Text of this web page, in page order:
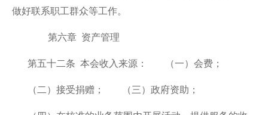
做好联系职工群众等工作。
第六章 资产管理
第五十二条 本会收入来源： （一）会费；
（二）接受捐赠； （三）政府资助；